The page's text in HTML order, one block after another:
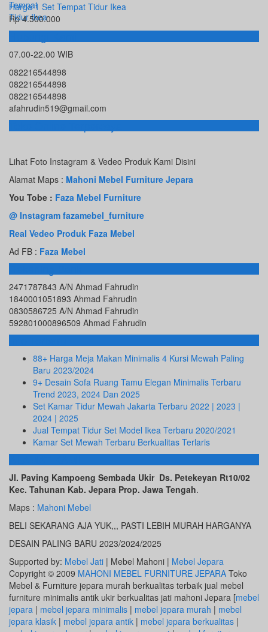
Harga 1 Set Tempat Tidur Ikea
Rp 4.500.000
07.00-22.00 WIB
082216544898
082216544898
082216544898
afahrudin519@gmail.com
Lihat Foto Instagram & Vedeo Produk Kami Disini
Alamat Maps : Mahoni Mebel Furniture Jepara
You Tobe : Faza Mebel Furniture
@ Instagram fazamebel_furniture
Real Vedeo Produk Faza Mebel
Ad FB : Faza Mebel
2471787843 A/N Ahmad Fahrudin
1840001051893 Ahmad Fahrudin
0830586725 A/N Ahmad Fahrudin
592801000896509 Ahmad Fahrudin
88+ Harga Meja Makan Minimalis 4 Kursi Mewah Paling
Baru 2023/2024
9+ Desain Sofa Ruang Tamu Elegan Minimalis Terbaru
Trend 2023, 2024 Dan 2025
Set Kamar Tidur Mewah Jakarta Terbaru 2022 | 2023 |
2024 | 2025
Jual Tempat Tidur Set Model Ikea Terbaru 2020/2021
Kamar Set Mewah Terbaru Berkualitas Terlaris
Jl. Paving Kampoeng Sembada Ukir Ds. Petekeyan Rt10/02
Kec. Tahunan Kab. Jepara Prop. Jawa Tengah.
Maps : Mahoni Mebel
BELI SEKARANG AJA YUK,,, PASTI LEBIH MURAH HARGANYA
DESAIN PALING BARU 2023/2024/2025
Supported by: Mebel Jati | Mebel Mahoni | Mebel Jepara
Copyright © 2009 MAHONI MEBEL FURNITURE JEPARA Toko
Mebel & Furniture jepara murah berkualitas terbaik jual mebel
furniture minimalis antik ukir berkualitas jati mahoni Jepara [mebel
jepara | mebel jepara minimalis | mebel jepara murah | mebel
jepara klasik | mebel jepara antik | mebel jepara berkualitas |